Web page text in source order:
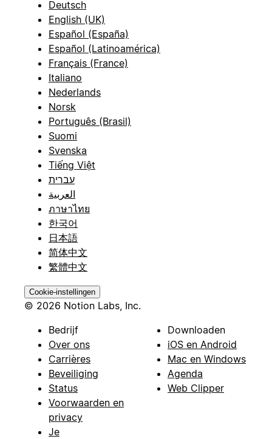
Deutsch
English (UK)
Español (España)
Español (Latinoamérica)
Français (France)
Italiano
Nederlands
Norsk
Português (Brasil)
Suomi
Svenska
Tiếng Việt
עברית
العربية
ภาษาไทย
한국어
日本語
简体中文
繁體中文
Cookie-instellingen
© 2026 Notion Labs, Inc.
Bedrijf
Over ons
Carrières
Beveiliging
Status
Voorwaarden en
privacy
Je
Downloaden
iOS en Android
Mac en Windows
Agenda
Web Clipper